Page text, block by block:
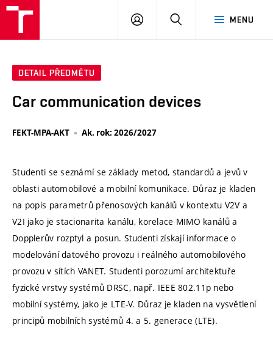
MENU
PŘIHLÁSIT
DETAIL PŘEDMĚTU
Car communication devices
FEKT-MPA-AKT Ak. rok: 2026/2027
Studenti se seznámí se základy metod, standardů a jevů v
oblasti automobilové a mobilní komunikace. Důraz je kladen
na popis parametrů přenosových kanálů v kontextu V2V a
V2I jako je stacionarita kanálu, korelace MIMO kanálů a
Dopplerův rozptyl a posun. Studenti získají informace o
modelování datového provozu i reálného automobilového
provozu v sítích VANET. Studenti porozumí architektuře
fyzické vrstvy systémů DRSC, např. IEEE 802.11p nebo
mobilní systémy, jako je LTE-V. Důraz je kladen na vysvětlení
principů mobilních systémů 4. a 5. generace (LTE).